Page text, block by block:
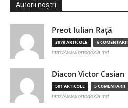
Autorii noștri
Preot Iulian Raţă
3878 ARTICOLE 6 COMENTARII
http://www.ortodoxia.md
Diacon Victor Casian
581 ARTICOLE 5 COMENTARII
http://www.ortodoxia.md